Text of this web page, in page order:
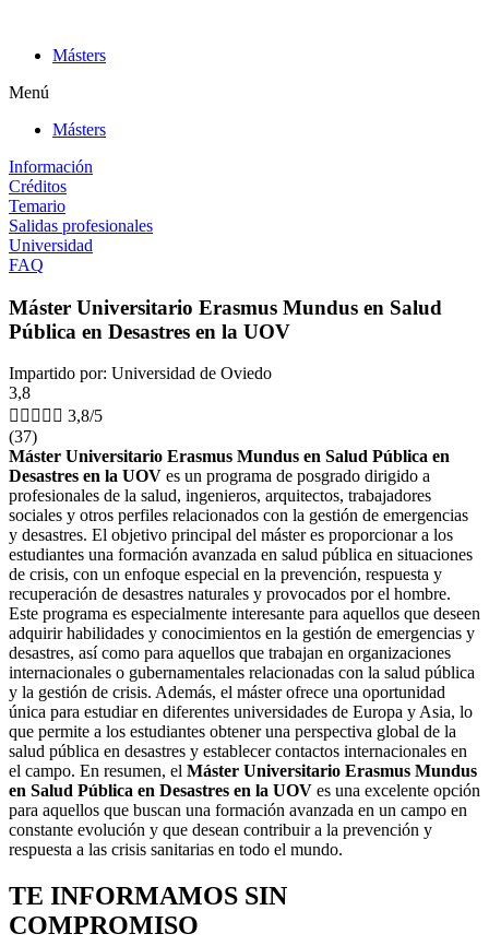
contenidoMásters
Menú
Másters
Información
Créditos
Temario
Salidas profesionales
Universidad
FAQ
Máster Universitario Erasmus Mundus en Salud
Pública en Desastres en la UOV
Impartido por: Universidad de Oviedo
3,8
     3,8/5
(37)
Máster Universitario Erasmus Mundus en Salud Pública en
Desastres en la UOV es un programa de posgrado dirigido a
profesionales de la salud, ingenieros, arquitectos, trabajadores
sociales y otros perfiles relacionados con la gestión de emergencias
y desastres. El objetivo principal del máster es proporcionar a los
estudiantes una formación avanzada en salud pública en situaciones
de crisis, con un enfoque especial en la prevención, respuesta y
recuperación de desastres naturales y provocados por el hombre.
Este programa es especialmente interesante para aquellos que deseen
adquirir habilidades y conocimientos en la gestión de emergencias y
desastres, así como para aquellos que trabajan en organizaciones
internacionales o gubernamentales relacionadas con la salud pública
y la gestión de crisis. Además, el máster ofrece una oportunidad
única para estudiar en diferentes universidades de Europa y Asia, lo
que permite a los estudiantes obtener una perspectiva global de la
salud pública en desastres y establecer contactos internacionales en
el campo. En resumen, el Máster Universitario Erasmus Mundus
en Salud Pública en Desastres en la UOV es una excelente opción
para aquellos que buscan una formación avanzada en un campo en
constante evolución y que desean contribuir a la prevención y
respuesta a las crisis sanitarias en todo el mundo.
TE INFORMAMOS SIN
COMPROMISO